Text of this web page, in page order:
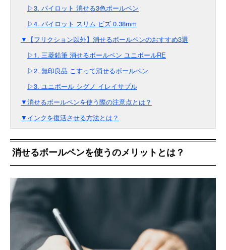
▷3. パイロット 消せる3色ボールペン
▷4. パイロット スリム ビズ 0.38mm
▼【フリクション以外】消せるボールペンのおすすめ3選
▷1. 三菱鉛筆 消せるボールペン ユニボールRE
▷2. 無印良品 こすって消せるボールペン
▷3. ユニボール シグノ イレイサブル
▼消せるボールペンを使う際の注意点とは？
▼インクを復活させる方法とは？
消せるボールペンを使うのメリットとは？